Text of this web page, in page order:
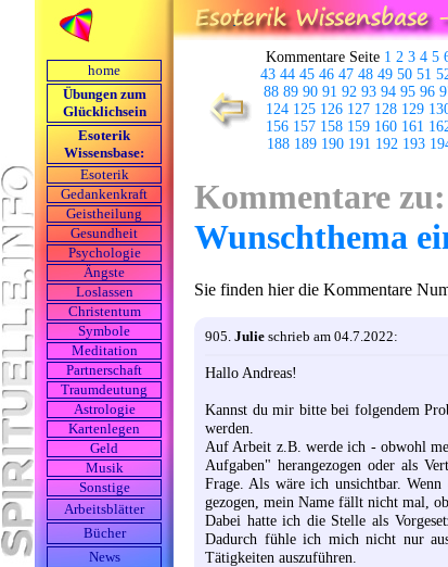
home
Übungen zum
Glücklichsein
Esoterik
Wissensbase:
Esoterik
Gedankenkraft
Geistheilung
Gesundheit
Psychologie
Ängste
Loslassen
Christentum
Symbole
Meditation
Partnerschaft
Traumdeutung
Astrologie
Kartenlegen
Geld
Musik
Sonstige
Arbeits­blätter
Bücher
News
Kommentare Seite 1 2 3 4 5
43 44 45 46 47 48 49 50 51
88 89 90 91 92 93 94 95 96
124 125 126 127 128 129
156 157 158 159 160 161
188 189 190 191 192 193
Kommentare zu:
Wunschthema
Sie finden hier die Kommentare
905. Julie schrieb am 04.7.2022:
Hallo Andreas!
Kannst du mir bitte bei folgendem
werden.
Auf Arbeit z.B. werde ich - obwohl
Aufgaben" herangezogen oder als
Frage. Als wäre ich unsichtbar.
gezogen, mein Name fällt nicht mal,
Dabei hatte ich die Stelle als
Dadurch fühle ich mich nicht nur
Tätigkeiten auszuführen.